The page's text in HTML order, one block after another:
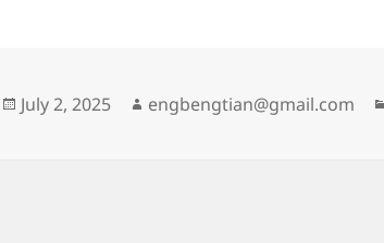
Posted
July 2, 2025 Author
engbengtian@gmail.com